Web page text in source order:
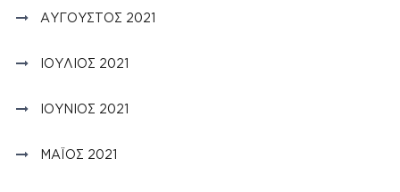
ΑΎΓΟΥΣΤΟΣ 2021
ΙΟΎΛΙΟΣ 2021
ΙΟΎΝΙΟΣ 2021
ΜΆΙΟΣ 2021